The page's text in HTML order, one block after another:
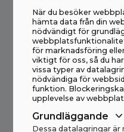
När du besöker
hämta data från din
nödvändigt för
för marknadsföring
viktigt för oss, så du
vissa typer av
nödvändiga för
funktion.
upplevelse av
Grundläggande
Dessa datalagringar